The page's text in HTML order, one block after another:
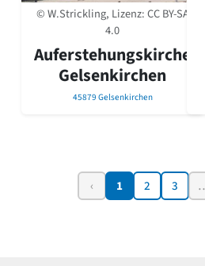
© W.Strickling, Lizenz:CC BY-SA
4.0
Auferstehungskirche
Gelsenkirchen
45879 Gelsenkirchen
‹ 1 2 3